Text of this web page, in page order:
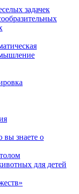
задачек
знаете о
для детей